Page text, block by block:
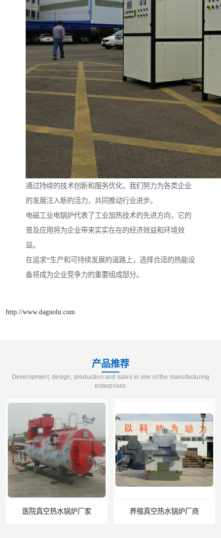
通过持续的技术创新和服务优化，我们努力为各类企业
的发展注入新的活力，共同推动行业进步。
电磁工业电锅炉代表了工业加热技术的先进方向，它的
普及应用将为企业带来实实在在的经济效益和环境效
益。
在追求*生产和可持续发展的道路上，选择合适的热能设
备将成为企业竞争力的重要组成部分。
http://www.daguolu.com
产品推荐
Development, design, production and sales in one of the manufacturing
enterprises
养殖真空热水锅炉厂商 天然气真空炉厂家